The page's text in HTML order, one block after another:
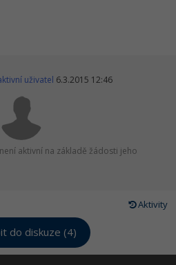
uživatel 6.3.2015 12:46
aktivní na základě žádosti jeho
Aktivity
do diskuze (4)